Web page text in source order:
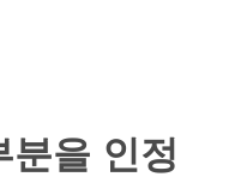
분을 인정